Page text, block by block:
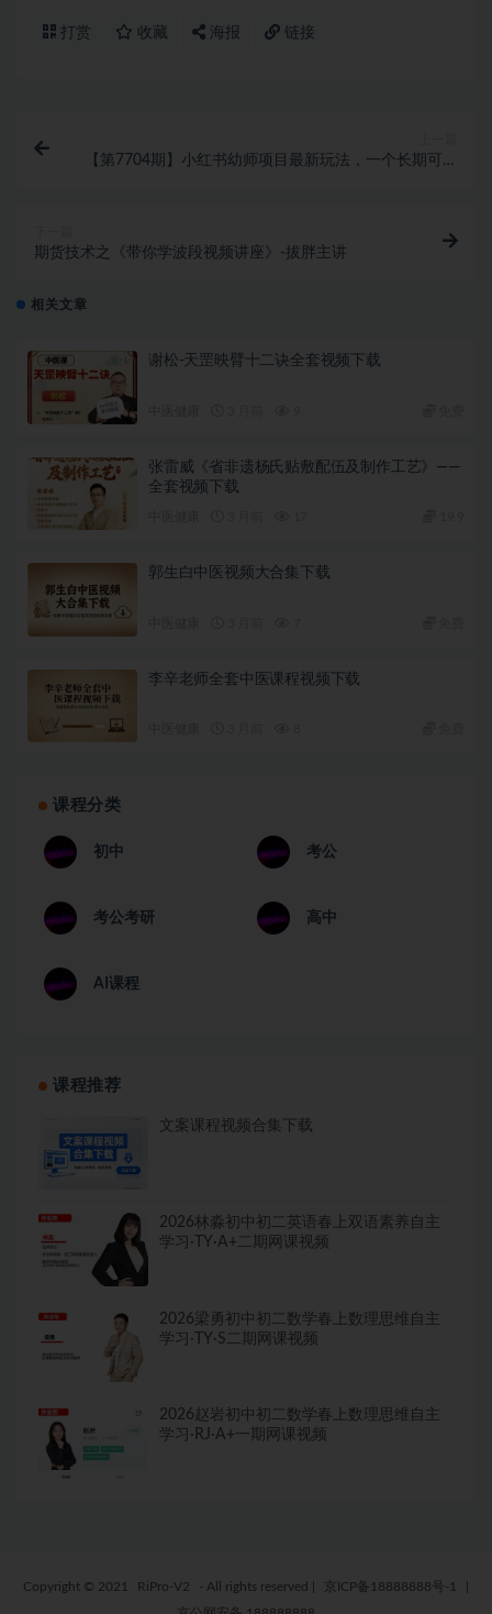
打赏 收藏 海报 链接
【第7704期】小红书幼师项目最新玩法，一个长期可以
期货技术之《带你学波段视频讲座》-拔胖主讲
相关文章
谢松-天罡映臂十二诀全套视频下载
张雷威《省非遗杨氏贴敷配伍及制作工艺》——
全套视频下载
郭生白中医视频大合集下载
李辛老师全套中医课程视频下载
课程分类
初中 考公
考公考研 高中
AI课程
课程推荐
文案课程视频合集下载
2026林淼初中初二英语春上双语素养自主
学习·TY·A+二期网课视频
2026梁勇初中初二数学春上数理思维自主
学习·TY·S二期网课视频
2026赵岩初中初二数学春上数理思维自主
学习·RJ·A+一期网课视频
Copyright © 2021 RiPro-V2 - All rights reserved 京ICP备18888888号-1